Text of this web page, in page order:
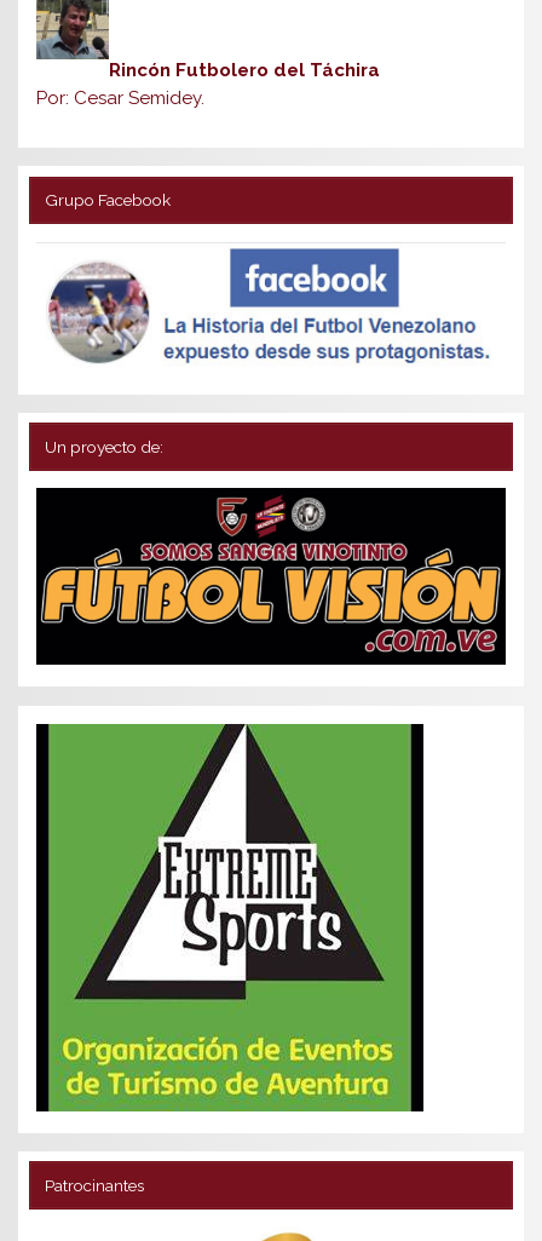
Rincón Futbolero del Táchira
Por: Cesar Semidey.
Grupo Facebook
Un proyecto de:
Patrocinantes